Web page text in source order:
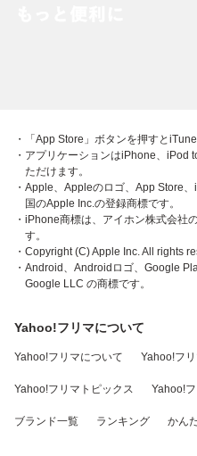
・「App Store」ボタンを押すと
・アプリケーションはiPhone、
ただけます。
・Apple、Appleのロゴ、App Store
国のApple Inc.の登録商標です。
・iPhone商標は、アイホン株式会社
す。
・Copyright (C) Apple Inc. All rights
・Android、Androidロゴ、Google
Google LLC の商標です。
Yahoo!フリマについて
Yahoo!フリマについて Yahoo!フ
Yahoo!フリマトピックス Yahoo!
ブランド一覧 ランキング かん